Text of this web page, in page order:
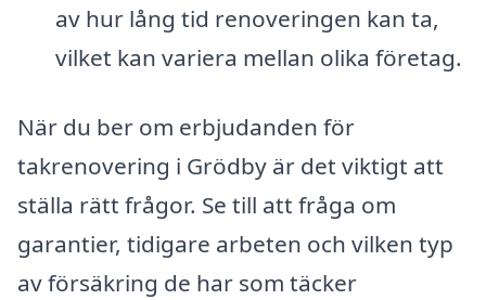
av hur lång tid renoveringen kan ta,
vilket kan variera mellan olika företag.
När du ber om erbjudanden för
takrenovering i Grödby är det viktigt att
ställa rätt frågor. Se till att fråga om
garantier, tidigare arbeten och vilken typ
av försäkring de har som täcker